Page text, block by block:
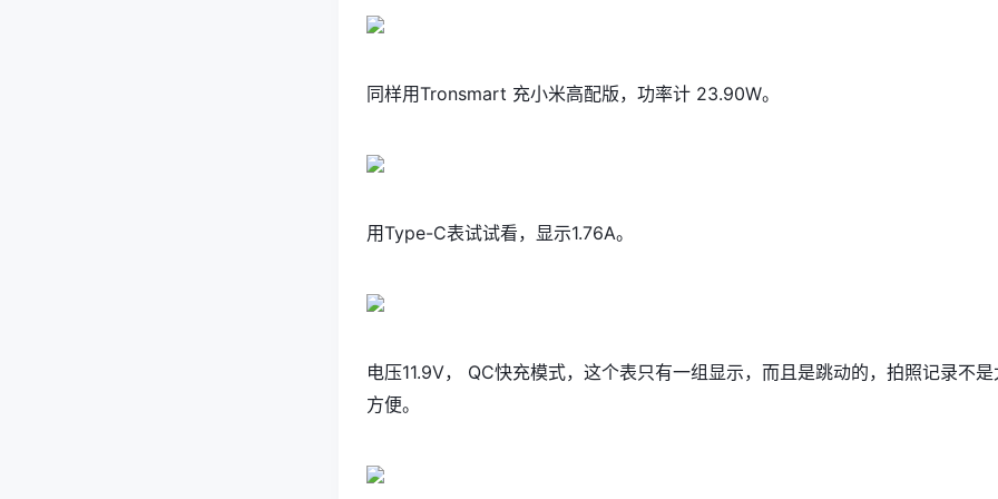
同样用Tronsmart 充小米高配版，功率计 23.90W。
用Type-C表试试看，显示1.76A。
电压11.9V， QC快充模式，这个表只有一组显示，而且是跳动的，拍照记录不是
方便。